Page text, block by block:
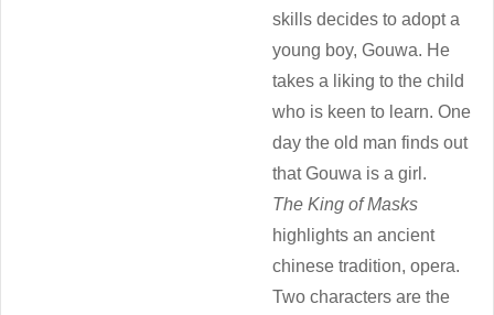
skills decides to adopt a
young boy, Gouwa. He
takes a liking to the child
who is keen to learn. One
day the old man finds out
that Gouwa is a girl.
The King of Masks
highlights an ancient
chinese tradition, opera.
Two characters are the